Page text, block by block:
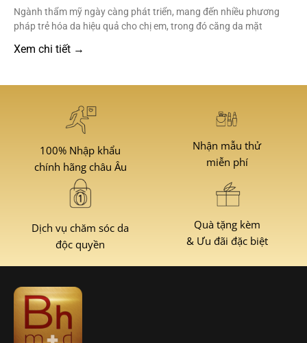
Ngành thẩm mỹ ngày càng phát triển, mang đến nhiều phương
pháp trẻ hóa da hiệu quả cho chị em, trong đó căng da mặt
Xem chi tiết →
100% Nhập khẩu
chính hãng châu Âu
Nhận mẫu thử
miễn phí
Dịch vụ chăm sóc da
độc quyền
Quà tặng kèm
& Ưu đãi đặc biệt